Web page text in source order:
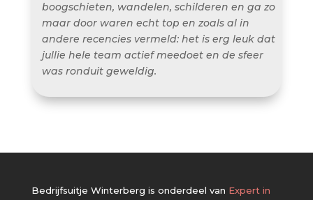
boogschieten, wandelen, schilderen en ga zo
maar door waren echt top en zoals al in
andere recencies vermeld: het is erg leuk dat
jullie hele team actief meedoet en de sfeer
was ronduit geweldig.
Bedrijfsuitje Winterberg is onderdeel van Expert in